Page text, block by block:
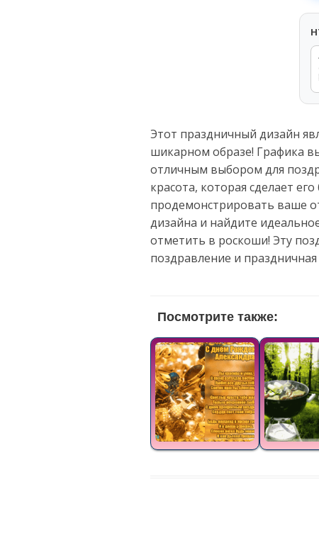
Этот праздничный дизайн
шикарном образе! Графика
отличным выбором для
красота, которая сделает
продемонстрировать ваше
дизайна и найдите
отметить в роскоши! Эту
поздравление и
Посмотрите также: